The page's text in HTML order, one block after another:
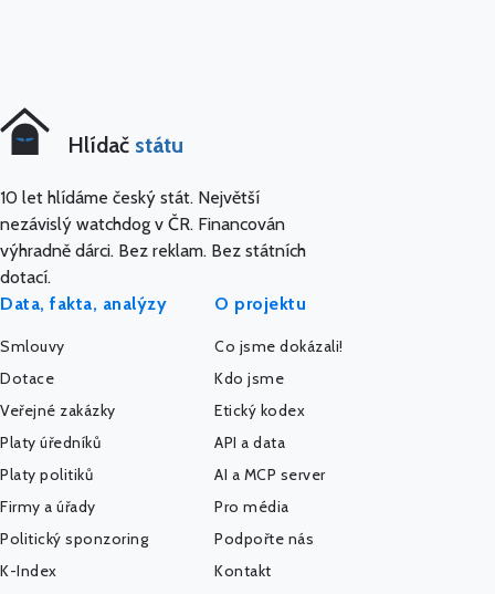
Hlídač státu
10 let hlídáme český stát. Největší
nezávislý watchdog v ČR. Financován
výhradně dárci. Bez reklam. Bez státních
dotací.
Data, fakta, analýzy
Smlouvy
Dotace
Veřejné zakázky
Platy úředníků
Platy politiků
Firmy a úřady
Politický sponzoring
K-Index
O projektu
Co jsme dokázali!
Kdo jsme
Etický kodex
API a data
AI a MCP server
Pro média
Podpořte nás
Kontakt